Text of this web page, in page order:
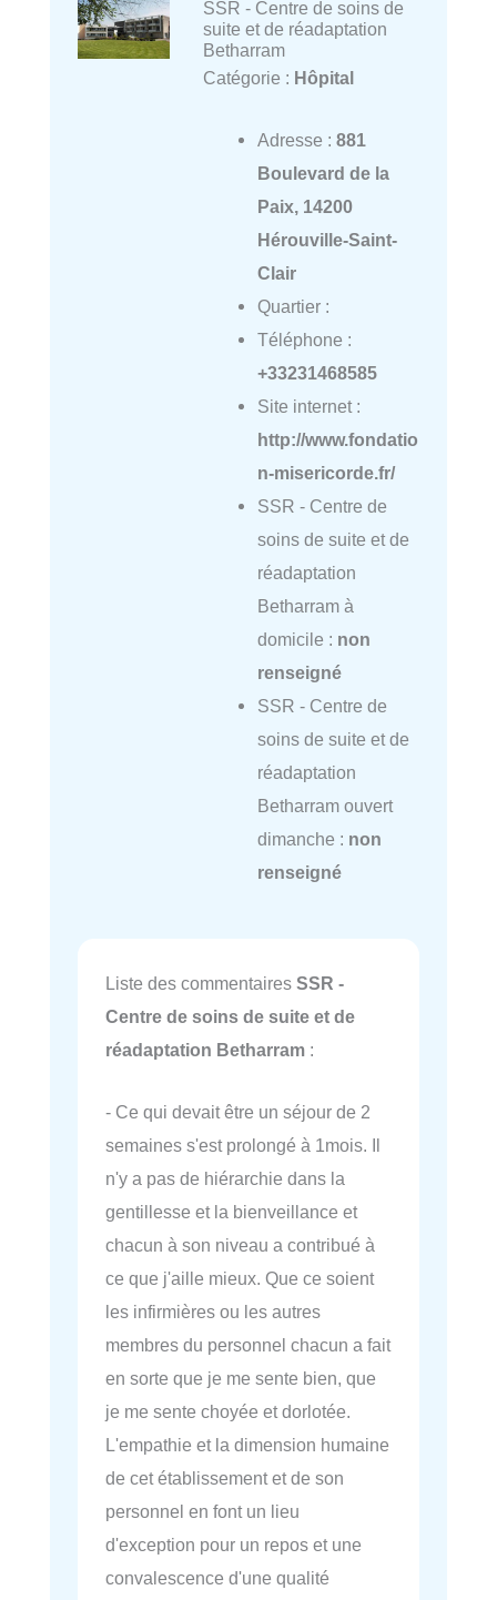
SSR - Centre de soins de
suite et de réadaptation
Betharram
Catégorie : Hôpital
Adresse : 881
Boulevard de la
Paix, 14200
Hérouville-Saint-
Clair
Quartier :
Téléphone :
+33231468585
Site internet :
http://www.fondatio
n-misericorde.fr/
SSR - Centre de
soins de suite et de
réadaptation
Betharram à
domicile : non
renseigné
SSR - Centre de
soins de suite et de
réadaptation
Betharram ouvert
dimanche : non
renseigné
Liste des commentaires SSR -
Centre de soins de suite et de
réadaptation Betharram :
- Ce qui devait être un séjour de 2
semaines s'est prolongé à 1mois. Il
n'y a pas de hiérarchie dans la
gentillesse et la bienveillance et
chacun à son niveau a contribué à
ce que j'aille mieux. Que ce soient
les infirmières ou les autres
membres du personnel chacun a fait
en sorte que je me sente bien, que
je me sente choyée et dorlotée.
L'empathie et la dimension humaine
de cet établissement et de son
personnel en font un lieu
d'exception pour un repos et une
convalescence d'une qualité